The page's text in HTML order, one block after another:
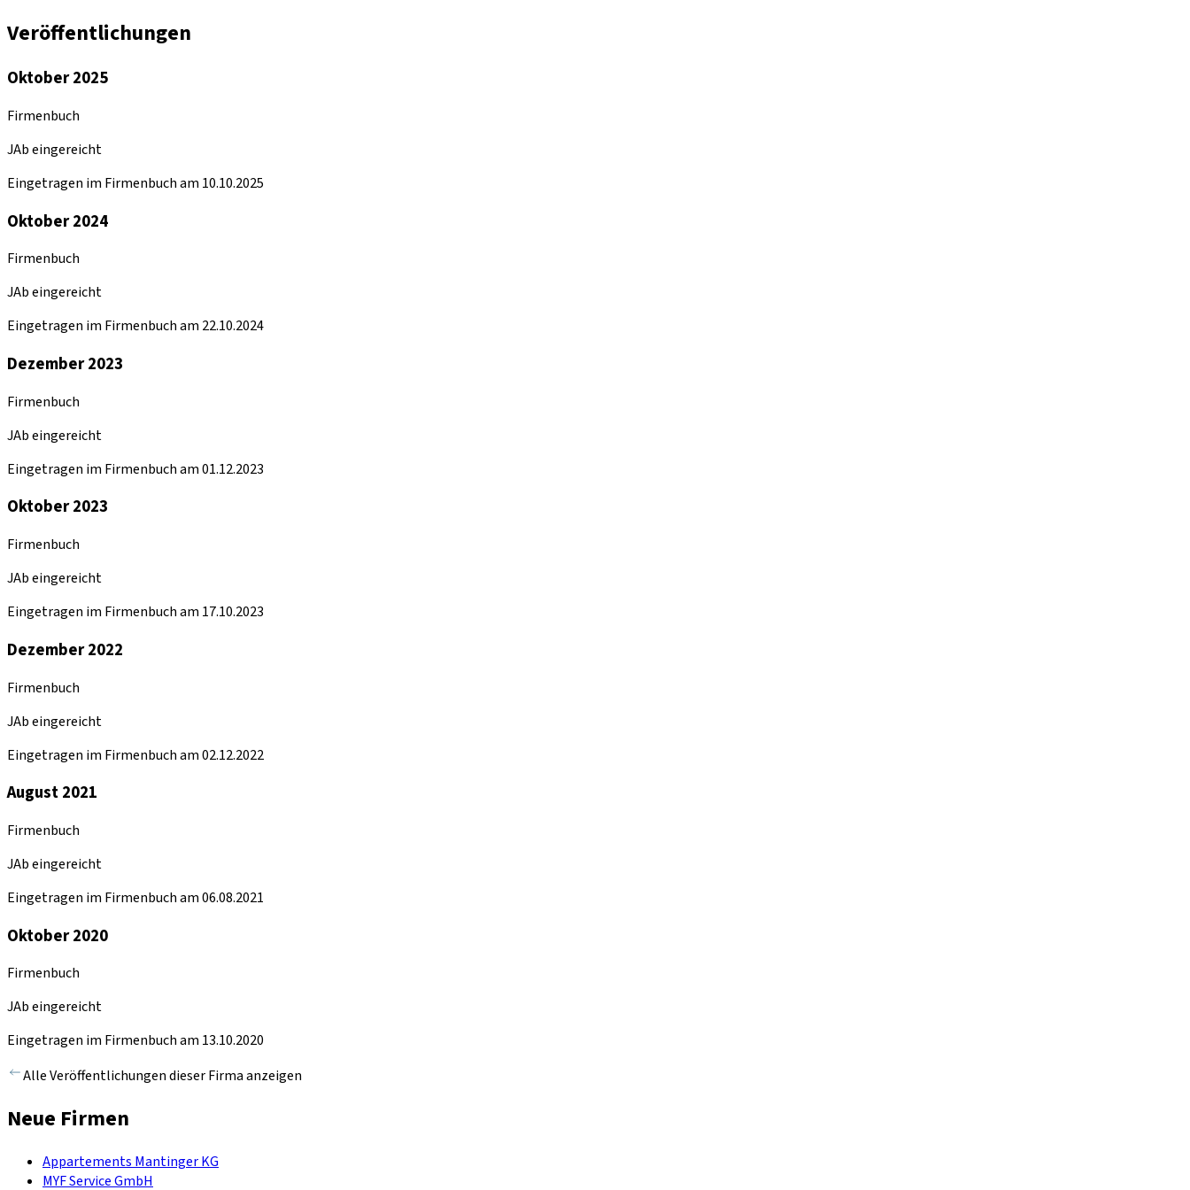
Veröffentlichungen
Oktober 2025
Firmenbuch
JAb eingereicht
Eingetragen im Firmenbuch am 10.10.2025
Oktober 2024
Firmenbuch
JAb eingereicht
Eingetragen im Firmenbuch am 22.10.2024
Dezember 2023
Firmenbuch
JAb eingereicht
Eingetragen im Firmenbuch am 01.12.2023
Oktober 2023
Firmenbuch
JAb eingereicht
Eingetragen im Firmenbuch am 17.10.2023
Dezember 2022
Firmenbuch
JAb eingereicht
Eingetragen im Firmenbuch am 02.12.2022
August 2021
Firmenbuch
JAb eingereicht
Eingetragen im Firmenbuch am 06.08.2021
Oktober 2020
Firmenbuch
JAb eingereicht
Eingetragen im Firmenbuch am 13.10.2020
Alle Veröffentlichungen dieser Firma anzeigen
Neue Firmen
Appartements Mantinger KG
MYF Service GmbH